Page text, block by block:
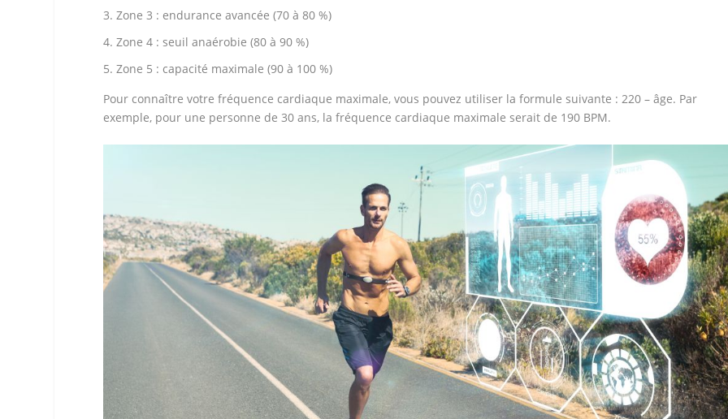
Zone 3 : endurance avancée (70 à 80 %)
Zone 4 : seuil anaérobie (80 à 90 %)
Zone 5 : capacité maximale (90 à 100 %)
Pour connaître votre fréquence cardiaque maximale, vous pouvez utiliser la formule suivante : 220 – âge. Par
exemple, pour une personne de 30 ans, la fréquence cardiaque maximale serait de 190 BPM.